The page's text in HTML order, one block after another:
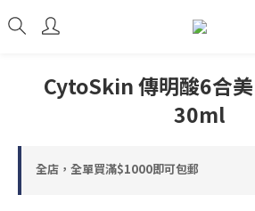
CytoSkin 傳明酸6合
30ml
全店，全單買滿$1000即可包郵